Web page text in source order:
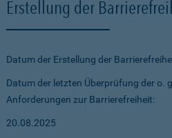
Erstellung der
Datum der Erstellung der
Datum der letzten Überprüfung der o.
Anforderungen zur Barrierefreiheit:
20.08.2025